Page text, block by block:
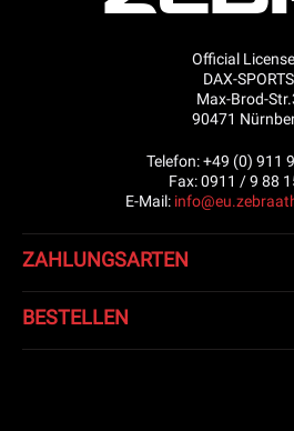
Official
DAX-SPORTS
Max-Brod-
90471
Telefon: +49 (0) 911
Fax: 0911 / 9 88
E-Mail:
ZAHLUNGSARTEN
BESTELLEN